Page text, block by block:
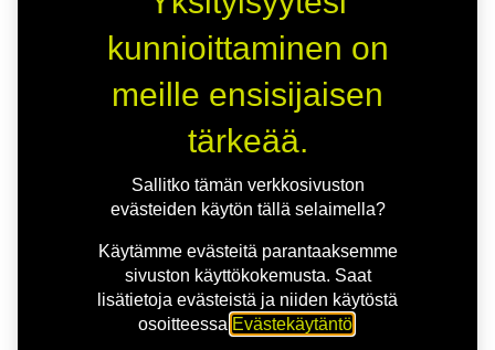
kunnioittaminen on
meille ensisijaisen
tärkeää.
Sallitko tämän verkkosivuston
evästeiden käytön tällä selaimella?
Käytämme evästeitä parantaaksemme
sivuston käyttökokemusta. Saat
lisätietoja evästeistä ja niiden käytöstä
osoitteessa Evästekäytäntö